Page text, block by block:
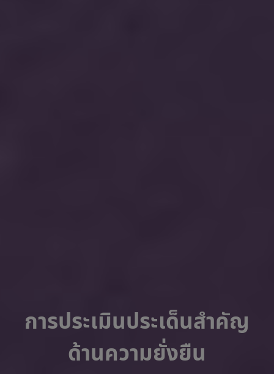
การประเมินประเด็นสำคัญ
ด้านความยั่งยืน